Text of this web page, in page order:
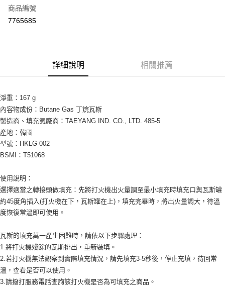
超商取貨付款
Google Pay
AFTEE先享後付
相關說明
AFTEE先享後付是「在收到商品之後才付款」的支付方式。 讓您購物簡單
１．簡單：不需註冊會員、不需綁卡、不需儲值。
２．便利：只要手機號碼，簡訊認證，即可結帳。
３．安心：先確認商品／服務後，再付款。
【「AFTEE先享後付」結帳流程】
結帳頁面，進行簡訊認證並確認金額後，即可完成結帳。
２．訂單成立數日內，您將收到繳費通知簡訊。
３．收到繳費通知簡訊後14天內，點擊此簡訊中的連結，可透過四大超商／
ATM／網路銀行／等多元方式進行付款，方視為交易完成。
※ 請注意：結帳手續完成當下不需立刻繳費，但若您需要取消訂單，請聯絡
後付繳納相關費用。
ATM付款
運送方式
全家取貨付款
每筆NT$60，滿NT$599(含以上)免運費
每筆NT$60，滿NT$599(含以上)免運費
7-11取貨付款
每筆NT$60，滿NT$599(含以上)免運費
商品編號
7765685
詳細說明 相關推薦
淨重：167 g
內容物成份：Butane Gas 丁烷瓦斯
製造商、填充氣廠商：TAEYANG IND. CO., LTD. 485-5
產地：韓國
型號：HKLG-002
BSMI：T51068
使用說明：
選擇適當之轉接頭做填充：先將打火機出火量調至最小填充時填充口與瓦斯罐
約45度角插入(打火機在下，瓦斯罐在上)，填充完畢時，將出火量調大，待溫
度恢復常溫即可使用。
瓦斯的填充萬一產生困難時，請依以下步驟處理：
1.將打火機殘餘的瓦斯排出，重新裝填。
2.若打火機無法觀察到實際填充情況，請先填充3-5秒後，停止充填，待回常
溫，查看是否可以使用。
3.請撥打服務電話查詢該打火機是否為可填充之商品。